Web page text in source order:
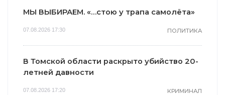
МЫ ВЫБИРАЕМ. «…стою у трапа самолёта»
07.08.2026 17:30 ПОЛИТИКА
В Томской области раскрыто убийство 20-
летней давности
07.08.2026 17:20 КРИМИНАЛ